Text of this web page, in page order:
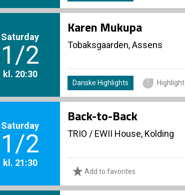
Saturday
1/2
kl. 20:30
Karen Mukupa
Tobaksgaarden, Assens
Danske Highlights Highlight
Saturday
1/2
kl. 21:30
Back-to-Back
TRIO / EWII House, Kolding
Add to favorites